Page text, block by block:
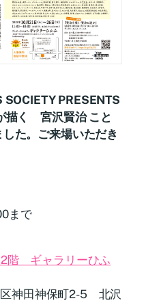
SOCIETY PRESENTS
描く 宮沢賢治 こと
た。ご来場いただき
まで
2階 ギャラリーひふ
神田神保町2-5 北沢